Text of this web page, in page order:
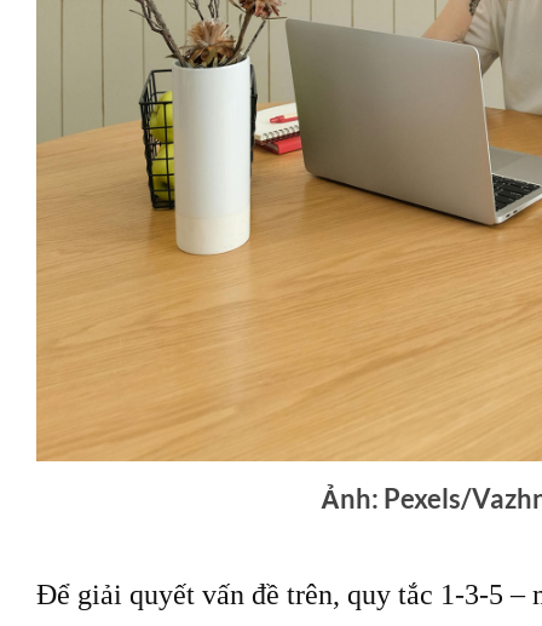
Ảnh: Pexels/
Để giải quyết vấn đề trên, quy tắc 1-3-5 –